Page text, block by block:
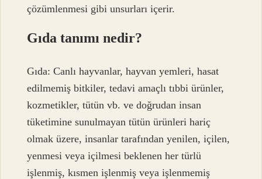
çözümlenmesi gibi unsurları içerir.
Gıda tanımı nedir?
Gıda: Canlı hayvanlar, hayvan yemleri, hasat
edilmemiş bitkiler, tedavi amaçlı tıbbi ürünler,
kozmetikler, tütün vb. ve doğrudan insan
tüketimine sunulmayan tütün ürünleri hariç
olmak üzere, insanlar tarafından yenilen, içilen,
yenmesi veya içilmesi beklenen her türlü
işlenmiş, kısmen işlenmiş veya işlenmemiş